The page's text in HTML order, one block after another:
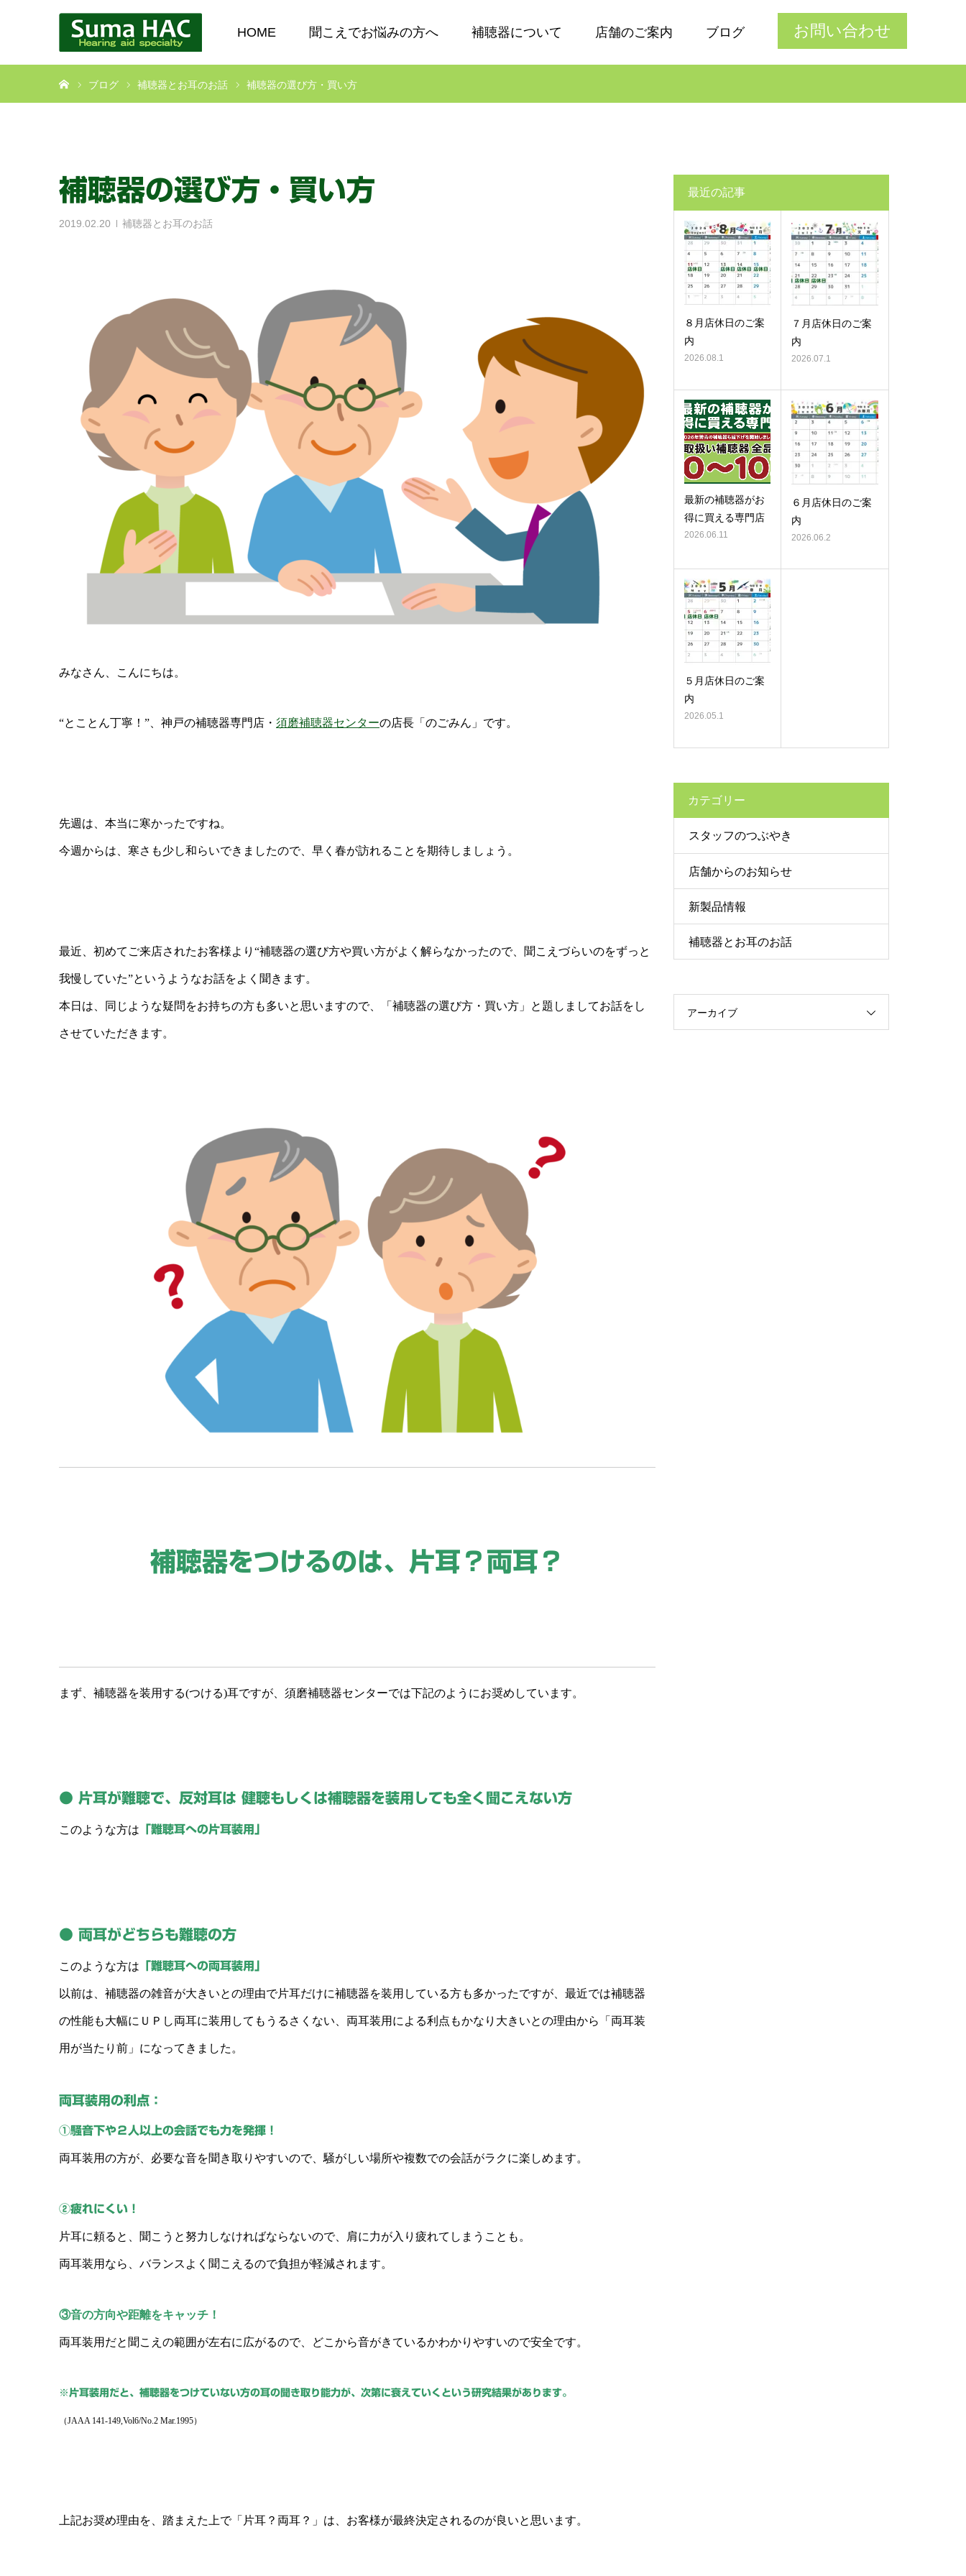
お問い合わせ
HOME 聞こえでお悩みの方へ 補聴器について 店舗のご案内 ブログ
ブログ 補聴器とお耳のお話 補聴器の選び方・買い方
補聴器の選び方・買い方
2019.02.20 補聴器とお耳のお話
みなさん、こんにちは。
“とことん丁寧！”、神戸の補聴器専門店・ 須磨補聴器センターの店長「のごみん」です。
先週は、本当に寒かったですね。
今週からは、寒さも少し和らいできましたので、早く春が訪れることを期待しましょう。
最近、初めてご来店されたお客様より“補聴器の選び方や買い方がよく解らなかったので、聞こえづらいのをずっと
我慢していた”というようなお話をよく聞きます。
本日は、同じような疑問をお持ちの方も多いと思いますので、「補聴器の選び方・買い方」と題しましてお話をし
させていただきます。
補聴器をつけるのは、片耳？両耳？
まず、補聴器を装用する(つける)耳ですが、須磨補聴器センターでは下記のようにお奨めしています。
● 片耳が難聴で、反対耳は 健聴もしくは補聴器を装用しても全く聞こえない方
このような方は 「難聴耳への片耳装用」
● 両耳がどちらも難聴の方
このような方は 「難聴耳への両耳装用」
以前は、補聴器の雑音が大きいとの理由で片耳だけに補聴器を装用している方も多かったですが、最近では補聴器
の性能も大幅にＵＰし両耳に装用してもうるさくない、両耳装用による利点もかなり大きいとの理由から「両耳装
用が当たり前」になってきました。
両耳装用の利点：
①騒音下や２人以上の会話でも力を発揮！
両耳装用の方が、必要な音を聞き取りやすいので、騒がしい場所や複数での会話がラクに楽しめます。
②疲れにくい！
片耳に頼ると、聞こうと努力しなければならないので、肩に力が入り疲れてしまうことも。
両耳装用なら、バランスよく聞こえるので負担が軽減されます。
③音の方向や距離をキャッチ！
両耳装用だと聞こえの範囲が左右に広がるので、どこから音がきているかわかりやすいので安全です。
※片耳装用だと、補聴器をつけていない方の耳の聞き取り能力が、次第に衰えていくという研究結果があります。
（JAAA 141-149,Vol6/No.2 Mar.1995）
上記お奨め理由を、踏まえた上で「片耳？両耳？」は、お客様が最終決定されるのが良いと思います。
最近の記事
８月店休日のご案
内
2026.08.1
７月店休日のご案
内
2026.07.1
最新の補聴器がお
得に買える専門店
2026.06.11
６月店休日のご案
内
2026.06.2
５月店休日のご案
内
2026.05.1
カテゴリー
スタッフのつぶやき
店舗からのお知らせ
新製品情報
補聴器とお耳のお話
アーカイブ